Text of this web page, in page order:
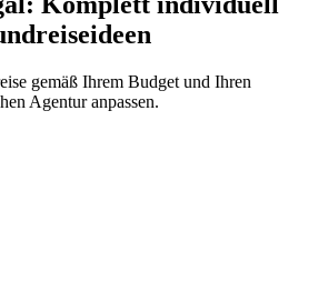
gemäß Ihrem Budget und Ihren
Agentur anpassen.